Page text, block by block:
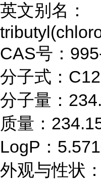
英文别名：
CAS号：
分子式：
分子量：
质量：
LogP：
外观与性状